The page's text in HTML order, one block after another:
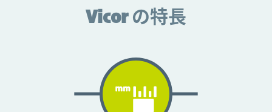
Vicor の特長